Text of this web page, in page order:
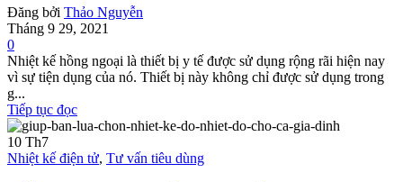
Đăng bởi Thảo Nguyễn
Tháng 9 29, 2021
0
Nhiệt kế hồng ngoại là thiết bị y tế được sử dụng rộng rãi hiện nay
vì sự tiện dụng của nó. Thiết bị này không chỉ được sử dụng trong
g...
Tiếp tục đọc
10 Th7
Nhiệt kế điện tử, Tư vấn tiêu dùng